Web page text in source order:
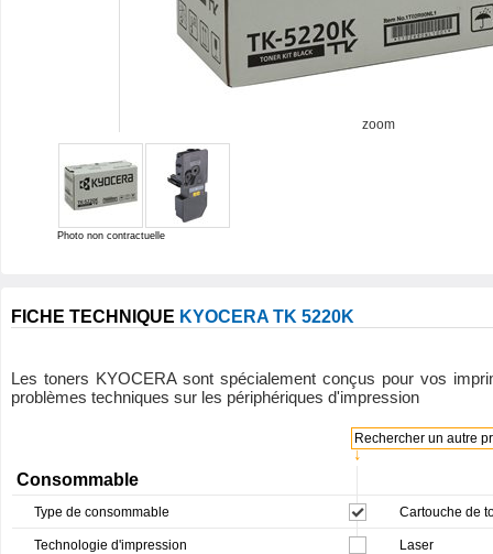
zoom
Photo non contractuelle
FICHE TECHNIQUE KYOCERA TK 5220K
Les toners KYOCERA sont spécialement conçus pour vos
problèmes techniques sur les périphériques d'impression
↓
Rechercher un autre
Consommable
Type de consommable Cartouche de
Technologie d'impression Laser